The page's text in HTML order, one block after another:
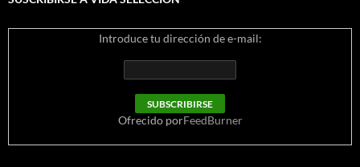
Introduce tu dirección de e-mail:
Ofrecido porFeedBurner